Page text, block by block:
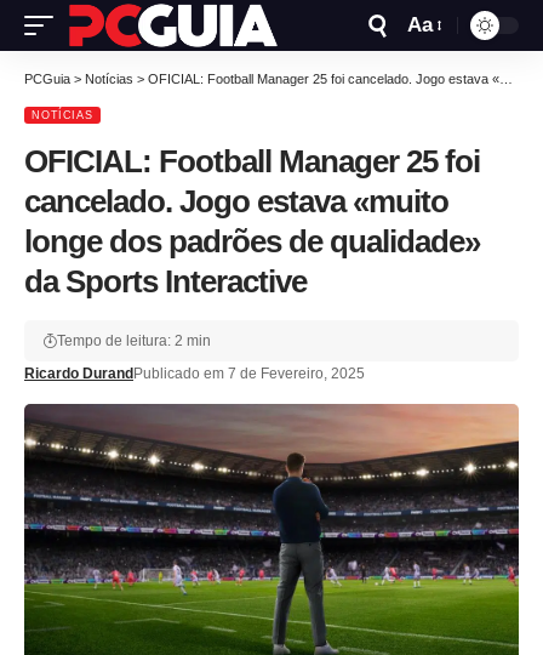
Aa
PCGuia > Notícias > OFICIAL: Football Manager 25 foi cancelado. Jogo estava «muito longe dos padrões de qualidade» da Sports Interactive
NOTÍCIAS
OFICIAL: Football Manager 25 foi
cancelado. Jogo estava «muito
longe dos padrões de qualidade»
da Sports Interactive
Ricardo Durand Publicado em 7 de Fevereiro, 2025
Tempo de leitura: 2 min